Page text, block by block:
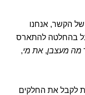
הקשר, אנחנו
בהחלטה להתארס
מה מעצבן,את מי,
לקבל את החלקים